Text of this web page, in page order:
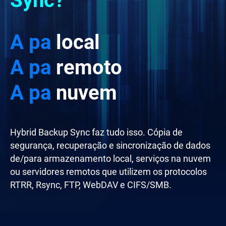
A partir da
local
A partir daremoto
A partir danuvem
Hybrid Backup Sync faz tudo isso. Cópia de
segurança, recuperação e sincronização de dados
de/para armazenamento local, serviços na nuvem
ou servidores remotos que utilizem os protocolos
RTRR, Rsync, FTP, WebDAV e CIFS/SMB.